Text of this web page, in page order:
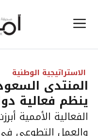
إلى القائمة
الاستراتيجية الوطنية
المنتدى
ينظم فعالية
الفعالية الأممية
والعمل التطوعي